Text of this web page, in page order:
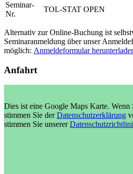
Seminar-
Nr.
TOL-STAT OPEN
Alternativ zur Online-Buchung ist
Seminaranmeldung über unser
möglich: Anmeldeformular
Anfahrt
Dies ist eine Google Maps Karte.
stimmen Sie derDatenschutzerklärung
stimmen Sie unserer